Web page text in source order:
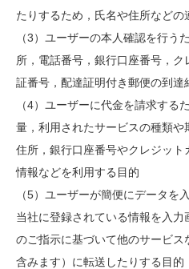
たりするため，氏名や住所など
（3）ユーザーの本人確認を行う
所，電話番号，銀行口座番号，
証番号，配達証明付き郵便の到
（4）ユーザーに代金を請求する
量，利用されたサービスの種類や
住所，銀行口座番号やクレジッ
情報などを利用する目的
（5）ユーザーが簡便にデータを
当社に登録されている情報を入
のご指示に基づいて他のサービ
含みます）に転送したりする目的